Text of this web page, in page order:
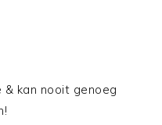
& kan nooit genoeg